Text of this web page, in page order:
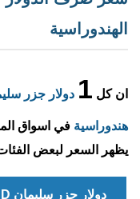
الهندوراسية
ان كل 1 دولار جزر
هندوراسية في اسواق
يظهر السعر لبعض
دولار جزر سليمان SBD